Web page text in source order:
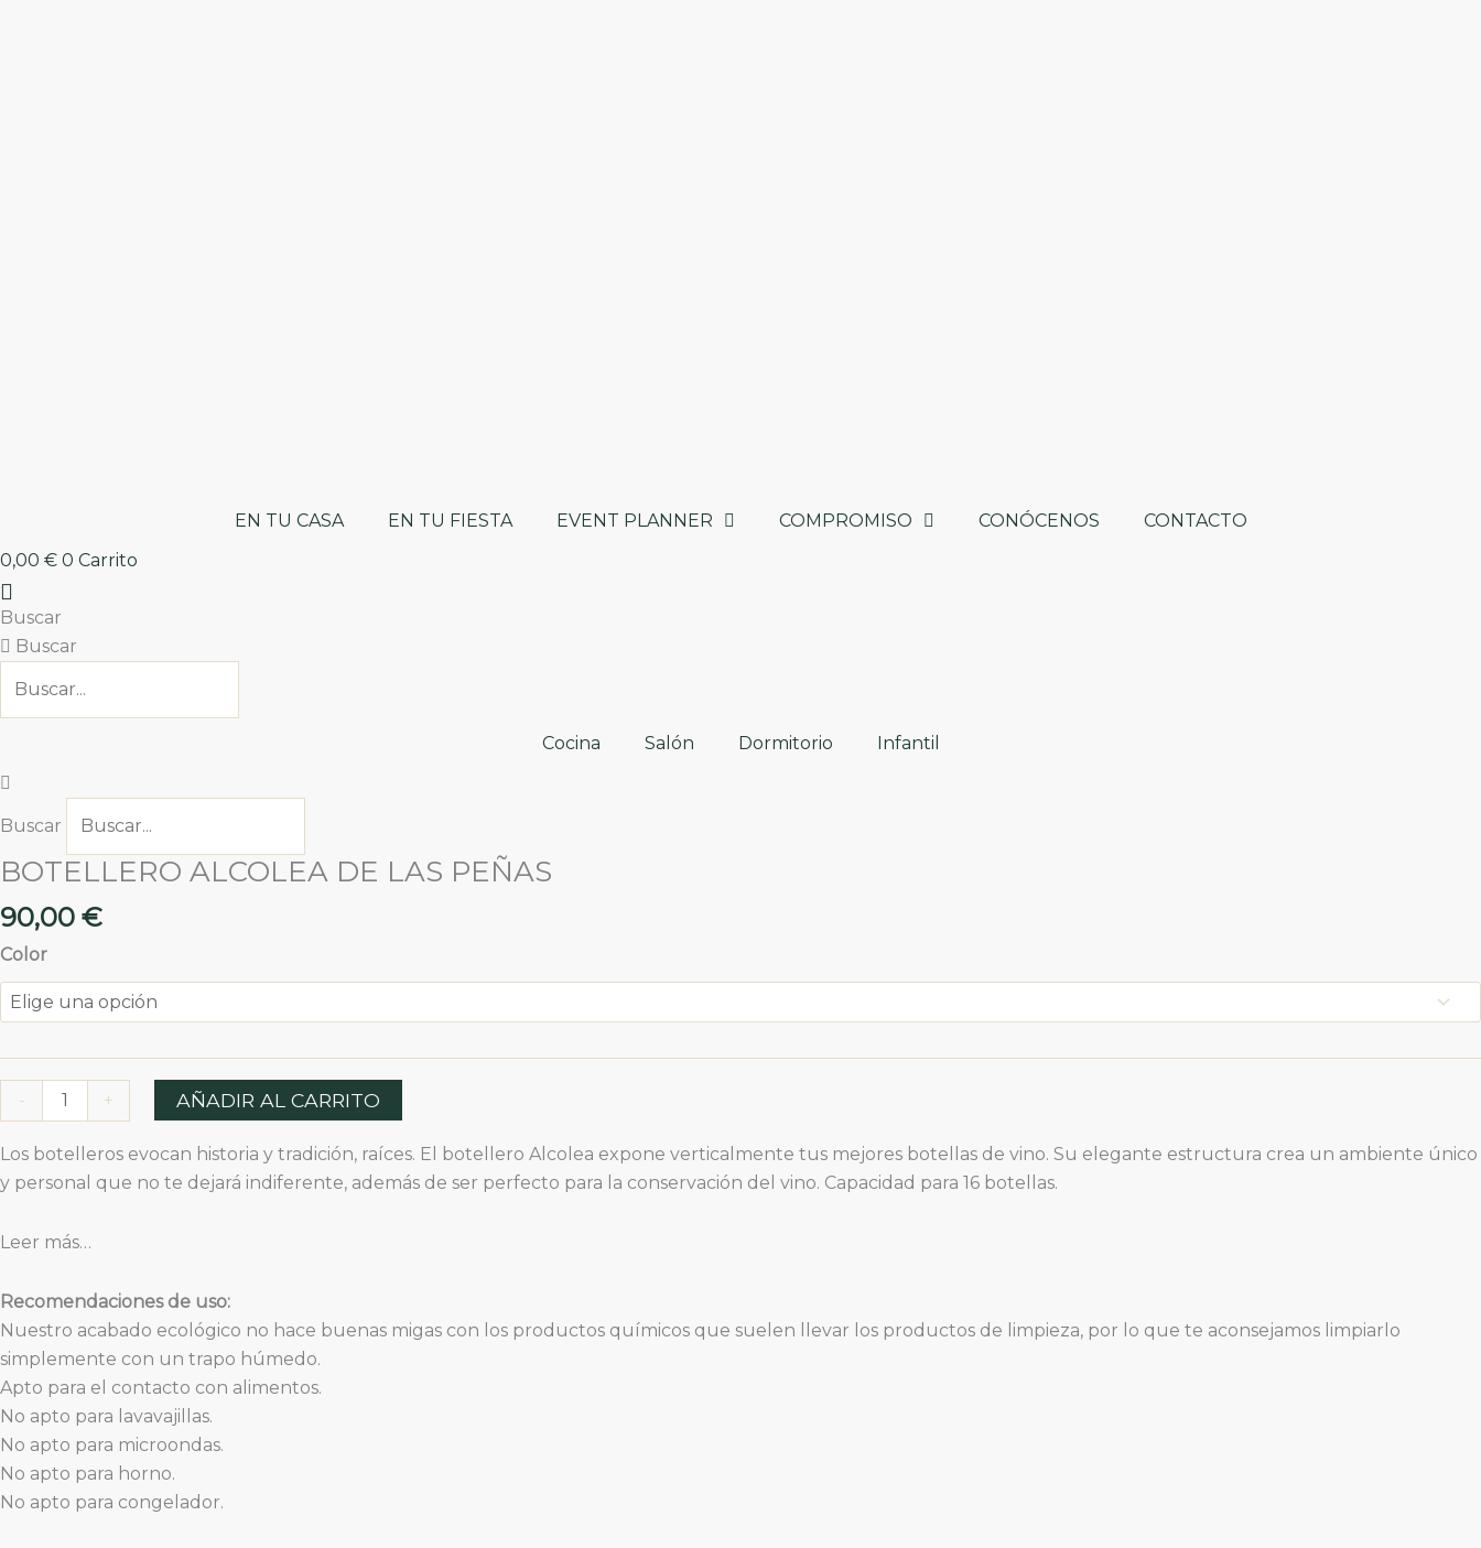
EN TU CASA EN TU FIESTA EVENT PLANNER COMPROMISO CONÓCENOS
CONTACTO
0,00 € 0 Carrito
Buscar
Buscar
Cocina Salón Dormitorio Infantil
Buscar
BOTELLERO ALCOLEA DE LAS PEÑAS
90,00 €
Color
-
BOTELLERO
DE
LAS
PEÑAS
cantidad
+ AÑADIR AL CARRITO
Los botelleros evocan historia y tradición, raíces. El botellero Alcolea expone verticalmente tus mejores botellas de vino. Su elegante estructura crea un ambiente único
y personal que no te dejará indiferente, además de ser perfecto para la conservación del vino. Capacidad para 16 botellas.
Leer más…
Recomendaciones de uso:
Nuestro acabado ecológico no hace buenas migas con los productos químicos que suelen llevar los productos de limpieza, por lo que te aconsejamos limpiarlo
simplemente con un trapo húmedo.
Apto para el contacto con alimentos.
No apto para lavavajillas.
No apto para microondas.
No apto para horno.
No apto para congelador.